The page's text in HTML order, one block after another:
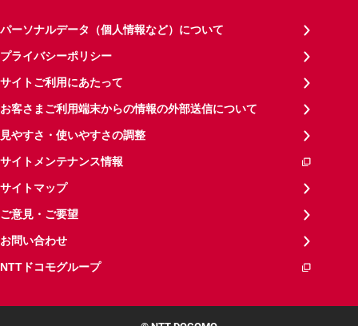
パーソナルデータ（個人情報など）について
プライバシーポリシー
サイトご利用にあたって
お客さまご利用端末からの情報の外部送信について
見やすさ・使いやすさの調整
サイトメンテナンス情報
サイトマップ
ご意見・ご要望
お問い合わせ
NTTドコモグループ